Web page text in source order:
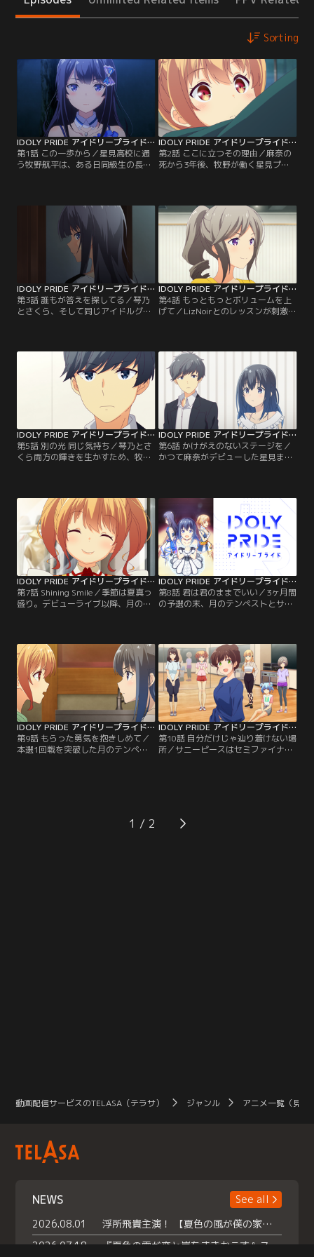
Sorting
IDOLY PRIDE アイドリープライド 第01話
第1話 この一歩から／星見高校に通
う牧野航平は、ある日同級生の長瀬
してデビューした麻奈は、アイドル
の実力をAIで判定しランキング化し
たVENUSプログラムで、次々とラン
クを上げていく。そんな麻奈を裏方
として支え続ける牧野。
IDOLY PRIDE アイドリープライド 第02話
第2話 ここに立つその理由／麻奈の
死から3年後、牧野が働く星見プロ
奈の妹・長瀬琴乃と、麻奈とそっく
りな歌声を持つ少女・川咲さくら。
オーディションに合格した2人はさ
っそくレッスンを開始する。そして
メンバー同士での理解を深めるため
に、事務所の寮へ入ることに。
IDOLY PRIDE アイドリープライド 第03話
第3話 誰もが答えを探してる／琴乃
とさくら、そして同じアイドルグル
ーニングに励む。さらに琴乃の親
友・伊吹渚もメンバーに加わるな
か、琴乃はまだグループに溶け込め
ずにいた。そんなとき、星見プロに
大人気アイドルグループ・LizNoirが
IDOLY PRIDE アイドリープライド 第04話
第4話 もっともっとボリュームを上
げて／LizNoirとのレッスンが刺激と
そんなとき無邪気な少女・早坂芽衣
と偶然出会う。彼女に“何か”を感じ
た牧野は、芽衣をグループにスカウ
ト。芽衣の加入によりメンバーの間
に笑顔が増え、いっそう練習に力が
入っていった。
IDOLY PRIDE アイドリープライド 第05話
第5話 別の光 同じ気持ち／琴乃とさ
くら両方の輝きを生かすため、牧野
と、星見プロの先輩アイドル・佐伯
遙子が新加入する。さっそく2グル
ープに分かれてレッスンを始める少
女たち。
IDOLY PRIDE アイドリープライド 第06話
第6話 かけがえのないステージを／
かつて麻奈がデビューした星見まつ
ビュー曲の振付けやボイストレーニ
ングに励む10人。さらにメディアへ
の出演や宣材写真の撮影も始まり、
大忙しの日々を過ごす。
IDOLY PRIDE アイドリープライド 第07話
第7話 Shining Smile／季節は夏真っ
盛り。デビューライブ以降、月のテ
度が高まるなか、かつて麻奈が決勝
まで進んだNEXT VENUSグランプリ
が3年ぶりに開催されることが決ま
る。それを聞いて迷わずエントリー
を決意するリーダーの琴乃とさく
ら。
IDOLY PRIDE アイドリープライド 第08話
第8話 君は君のままでいい／3ヶ月間
の予選の末、月のテンペストとサニ
スタジオで、予選1位通過を遂げた
LizNoirのメンバー・神崎莉央と再会
する。だが、以前と雰囲気が異なる
莉央。彼女は琴乃に「あなたは麻奈
の劣化コピーでしかない」と…。
IDOLY PRIDE アイドリープライド 第09話
第9話 もらった勇気を抱きしめて／
本選1回戦を突破した月のテンペス
くらに移植された心臓が麻奈の物で
はないかと騒がれ始める。さまざま
IDOLY PRIDE アイドリープライド 第10話
第10話 自分だけじゃ辿り着けない場
所／サニーピースはセミファイナル
歌わずサニーピースだけの歌で頂点
を目指すと宣言する。かたや事務所
1
動画配信サービスのTELASA（テラサ） ジャンル アニメ一覧（見放
NEWS
See all
2026.08.01
浮所飛貴主演！ 【夏色の風が僕の家にやってきた】 本日よりテラサで独占配信スタート！
2026.07.18
『夏色の雲が恋と嵐をまきおこす』スペシャルメイキング 【Part1】2026年７月18日（土）23時30分～配信スタート！話題のシーンの裏側を大公開！豪華キャスト大集合！ 『武宮家 真夏の家族会議』開催！